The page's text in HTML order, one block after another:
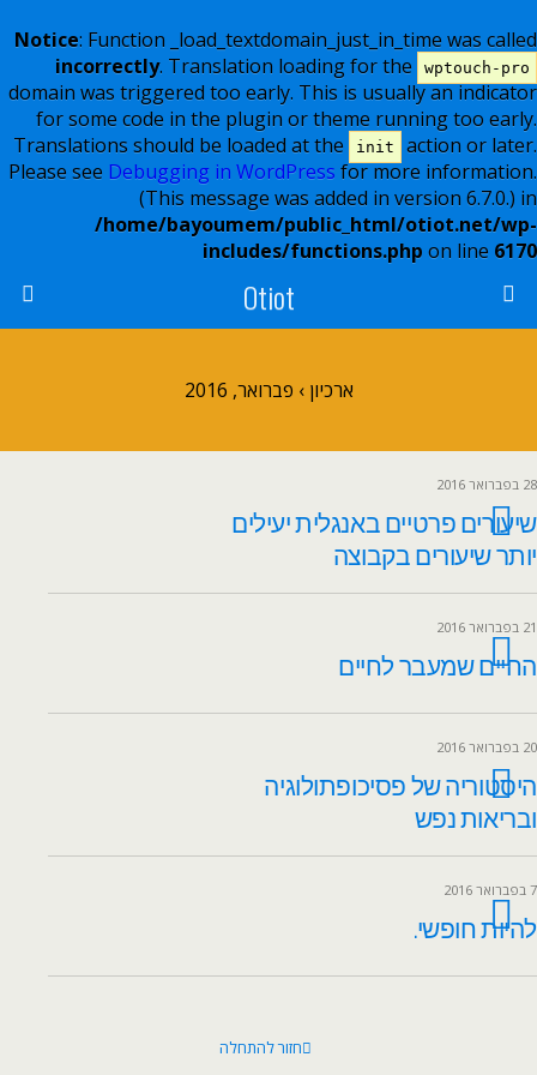
Notice: Function _load_textdomain_just_in_time was called
incorrectly. Translation loading for the wptouch-pro
domain was triggered too early. This is usually an indicator
for some code in the plugin or theme running too early.
Translations should be loaded at the
init
action or later.
Please see Debugging in WordPress for more information.
(This message was added in version 6.7.0.) in
/home/bayoumem/public_html/otiot.net/wp-
includes/functions.php on line 6170
Otiot
ארכיון › פברואר, 2016
28 בפברואר 2016
שיעורים פרטיים באנגלית יעילים
יותר שיעורים בקבוצה
21 בפברואר 2016
החיים שמעבר לחיים
20 בפברואר 2016
היסטוריה של פסיכופתולוגיה
ובריאות נפש
7 בפברואר 2016
להיות חופשי.
חזור להתחלה